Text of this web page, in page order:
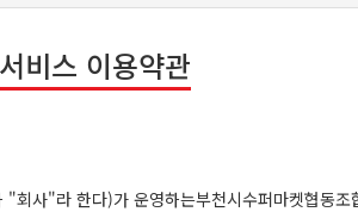
서비스 이용약관
"회사"라 한다)가 운영하는부천시수퍼마켓협동